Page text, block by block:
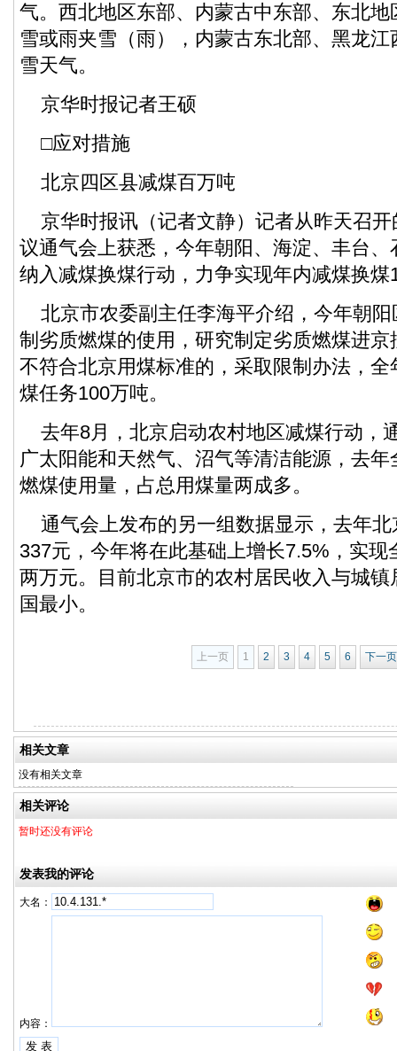
气。西北地区东部、内蒙古中东部、东北
雪或雨夹雪（雨），内蒙古东北部、黑龙
雪天气。
京华时报记者王硕
□应对措施
北京四区县减煤百万吨
京华时报讯（记者文静）记者从昨天召开
议通气会上获悉，今年朝阳、海淀、丰台
纳入减煤换煤行动，力争实现年内减煤换煤
北京市农委副主任李海平介绍，今年朝阳
制劣质燃煤的使用，研究制定劣质燃煤进
不符合北京用煤标准的，采取限制办法，
煤任务100万吨。
去年8月，北京启动农村地区减煤行动，
广太阳能和天然气、沼气等清洁能源，去
燃煤使用量，占总用煤量两成多。
通气会上发布的另一组数据显示，去年北
337元，今年将在此基础上增长7.5%，实现
两万元。目前北京市的农村居民收入与城
国最小。
上一页 1 2 3 4 5 6 下一页
相关文章
没有相关文章
相关评论
暂时还没有评论
发表我的评论
大名：
内容：